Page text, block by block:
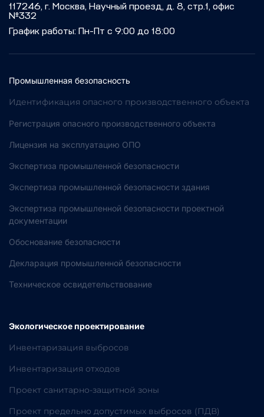
117246, г. Москва, Научный проезд, д. 8, стр.1, офис
№332
График работы: Пн-Пт с 9:00 до 18:00
Промышленная безопасность
Идентификация опасного производственного объекта
Регистрация опасного производственного объекта
Лицензия на эксплуатацию ОПО
Экспертиза промышленной безопасности
Экспертиза промышленной безопасности здания
Экспертиза промышленной безопасности проектной
документации
Обоснование безопасности
Декларация промышленной безопасности
Техническое освидетельствование
Экологическое проектирование
Инвентаризация выбросов
Инвентаризация отходов
Проект санитарно-защитной зоны
Проект предельно допустимых выбросов (ПДВ)